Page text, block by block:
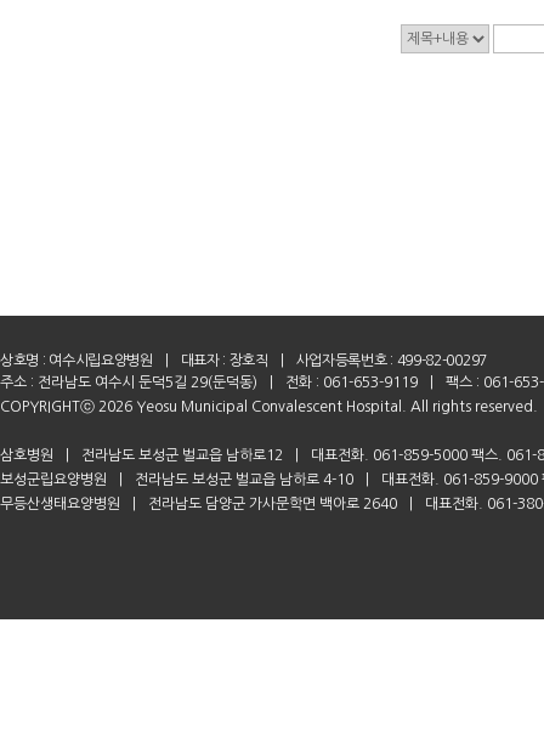
상호명 : 여수시립요양병원 대표자 : 장호직
사업자등록번호 : 499-82-00297
주소 : 전라남도 여수시 둔덕5길 29(둔덕동)
전화 : 061-653-9119
팩스 : 061-
COPYRIGHTⓒ 2026 Yeosu Municipal Convalescent Hospital. All rights reserved.
삼호병원 전라남도 보성군 벌교읍 남하로12
대표전화. 061-859-5000 팩스. 061-
보성군립요양병원
전라남도 보성군 벌교읍 남하로 4-10
대표전화. 061-859-
무등산생태요양병원
전라남도 담양군 가사문학면 백아로 2640 대표전화. 061-